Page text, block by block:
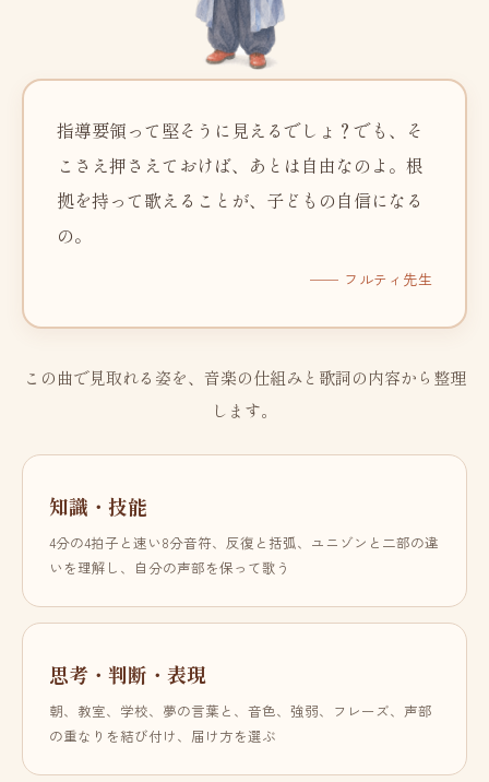
指導要領って堅そうに見えるでしょ？でも、そ
こさえ押さえておけば、あとは自由なのよ。根
拠を持って歌えることが、子どもの自信になる
の。
── フルティ先生
この曲で見取れる姿を、音楽の仕組みと歌詞の内容から整理
します。
知識・技能
4分の4拍子と速い8分音符、反復と括弧、ユニゾンと二部の違
いを理解し、自分の声部を保って歌う
思考・判断・表現
朝、教室、学校、夢の言葉と、音色、強弱、フレーズ、声部
の重なりを結び付け、届け方を選ぶ